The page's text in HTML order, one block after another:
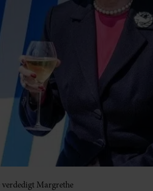
verdedigt Margrethe